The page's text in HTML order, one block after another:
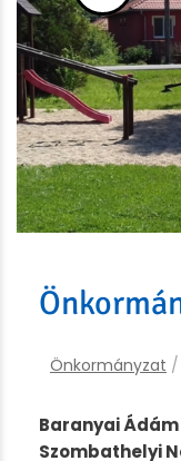
Önkormányzat /
Baranyai Ádám
Szombathelyi